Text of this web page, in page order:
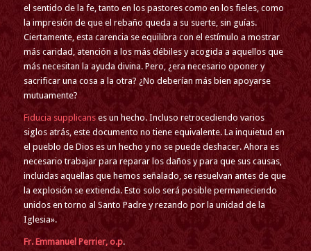
el sentido de la fe, tanto en los pastores como en los fieles, como
la impresión de que el rebaño queda a su suerte, sin guías.
Ciertamente, esta carencia se equilibra con el estímulo a mostrar
más caridad, atención a los más débiles y acogida a aquellos que
más necesitan la ayuda divina. Pero, ¿era necesario oponer y
sacrificar una cosa a la otra? ¿No deberían más bien apoyarse
mutuamente?
Fiducia supplicanses un hecho. Incluso retrocediendo varios
siglos atrás, este documento no tiene equivalente. La inquietud en
el pueblo de Dios es un hecho y no se puede deshacer. Ahora es
necesario trabajar para reparar los daños y para que sus causas,
incluidas aquellas que hemos señalado, se resuelvan antes de que
la explosión se extienda. Esto solo será posible permaneciendo
unidos en torno al Santo Padre y rezando por la unidad de la
Iglesia».
Fr. Emmanuel Perrier, o.p.